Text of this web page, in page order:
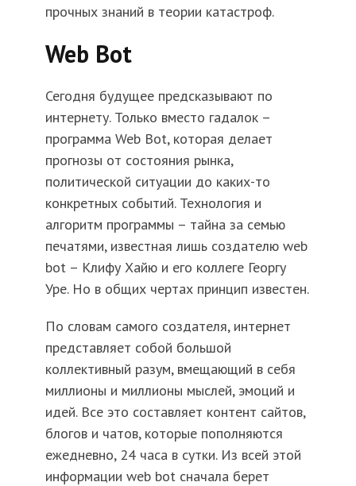
прочных знаний в теории катастроф.
Web Bot
Сегодня будущее предсказывают по
интернету. Только вместо гадалок –
программа Web Bot, которая делает
прогнозы от состояния рынка,
политической ситуации до каких-то
конкретных событий. Технология и
алгоритм программы – тайна за семью
печатями, известная лишь создателю web
bot – Клифу Хайю и его коллеге Георгу
Уре. Но в общих чертах принцип известен.
По словам самого создателя, интернет
представляет собой большой
коллективный разум, вмещающий в себя
миллионы и миллионы мыслей, эмоций и
идей. Все это составляет контент сайтов,
блогов и чатов, которые пополняются
ежедневно, 24 часа в сутки. Из всей этой
информации web bot сначала берет